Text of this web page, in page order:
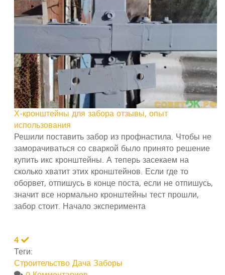
Х-кронштейны для забора отзывы, опыт
использования
Решили поставить забор из профнастила. Чтобы не
заморачиваться со сваркой было принято решение
купить икс кронштейны. А теперь засекаем на
сколько хватит этих кронштейнов. Если где то
оборвет, отпишусь в конце поста, если не отпишусь,
значит все нормально кронштейны тест прошли,
забор стоит. Начало эксперимента
4
Теги:
Строительство Дача Заборы